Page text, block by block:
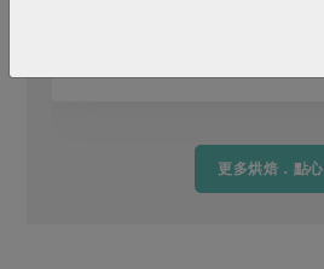
更多烘焙．點心